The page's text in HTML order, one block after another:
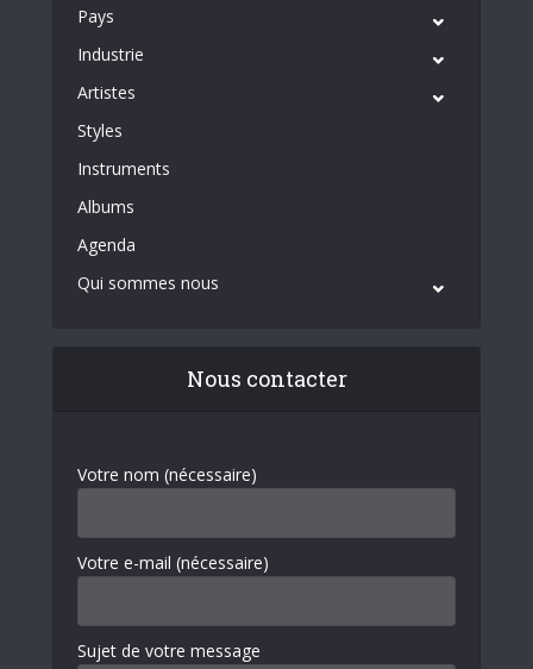
Pays
Industrie
Artistes
Styles
Instruments
Albums
Agenda
Qui sommes nous
Nous contacter
Votre nom (nécessaire)
Votre e-mail (nécessaire)
Sujet de votre message